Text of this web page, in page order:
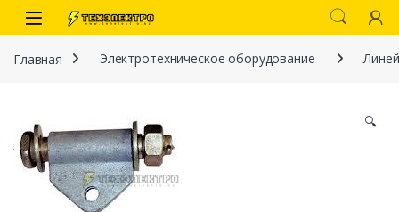
Перейти к навигации
перейти к содержанию
Open
Главная Электротехническое оборудование
🔍